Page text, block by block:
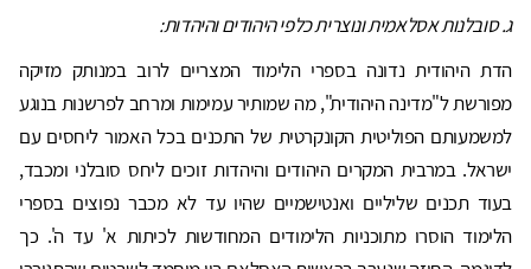
ג. סובלנות אסלאמית ונוצרית כלפי היהודים והיהדות:
הדת היהודית נדונה בספרי הלימוד המצריים לרוב במנותק מזיקה
מפורשת ל"מדינה היהודית", מה שמותיר עמימות ומרחב לפרשנות בנוגע
למשמעותם הפוליטית הקונקרטית של התכנים בכל האמור ליחסים עם
ישראל. במרבית המקרים היהודים והיהדות זוכים ליחס סובלני ומכבד,
בעוד תכנים שליליים ואנטישמיים שהיו עד לא מכבר נפוצים בספרי
הלימוד הוסרו מתוכניות הלימודים המחודשות לכיתות א' עד ה'. כך